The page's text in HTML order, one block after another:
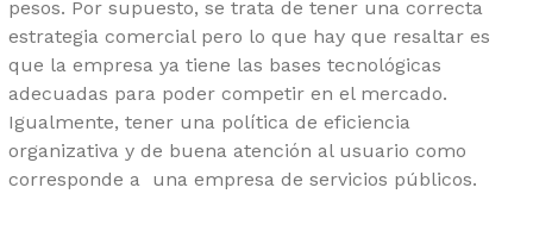
pesos. Por supuesto, se trata de tener una correcta
estrategia comercial pero lo que hay que resaltar es
que la empresa ya tiene las bases tecnológicas
adecuadas para poder competir en el mercado.
Igualmente, tener una política de eficiencia
organizativa y de buena atención al usuario como
corresponde a una empresa de servicios públicos.